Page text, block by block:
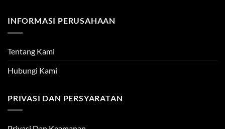
INFORMASI PERUSAHAAN
Tentang Kami
Hubungi Kami
PRIVASI DAN PERSYARATAN